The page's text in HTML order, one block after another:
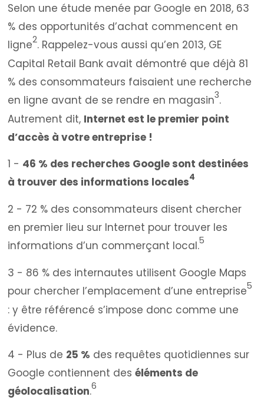
Selon une étude menée par Google en 2018, 63
% des opportunités d’achat commencent en
ligne2. Rappelez-vous aussi qu’en 2013, GE
Capital Retail Bank avait démontré que déjà 81
% des consommateurs faisaient une recherche
en ligne avant de se rendre en magasin3.
Autrement dit, Internet est le premier point
d’accès à votre entreprise !
1 - 46 % des recherches Google sont destinées
à trouver des informations locales4
2 - 72 % des consommateurs disent chercher
en premier lieu sur Internet pour trouver les
informations d’un commerçant local.5
3 - 86 % des internautes utilisent Google Maps
pour chercher l’emplacement d’une entreprise5
: y être référencé s’impose donc comme une
évidence.
4 - Plus de 25 % des requêtes quotidiennes sur
Google contiennent deséléments de
géolocalisation.6